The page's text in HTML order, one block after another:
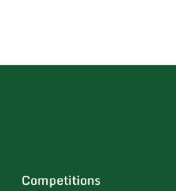
Competitions